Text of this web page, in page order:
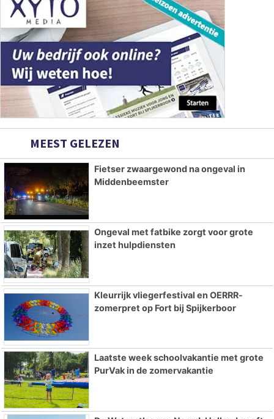
MEEST GELEZEN
Fietser zwaargewond na ongeval in
Middenbeemster
Ongeval met fatbike zorgt voor grote
inzet hulpdiensten
Kleurrijk vliegerfestival en OERRR-
zomerpret op Fort bij Spijkerboor
Laatste week schoolvakantie met grote
PurVak in de zomervakantie